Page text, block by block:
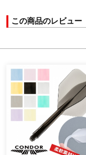
この商品のレビュー